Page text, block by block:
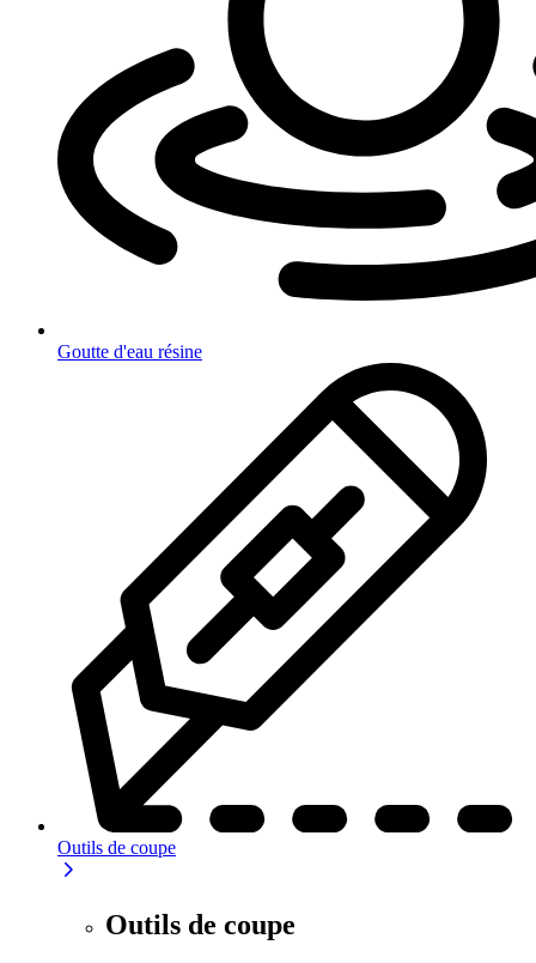
Goutte d'eau résine
Outils de coupe
Outils de coupe